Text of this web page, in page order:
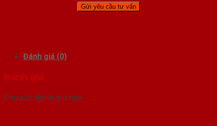
Đánh giá (0)
Đánh giá
Chưa có đánh giá nào.